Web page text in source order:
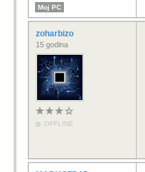
Moj PC
zoharbizo
15 godina
OFFLINE